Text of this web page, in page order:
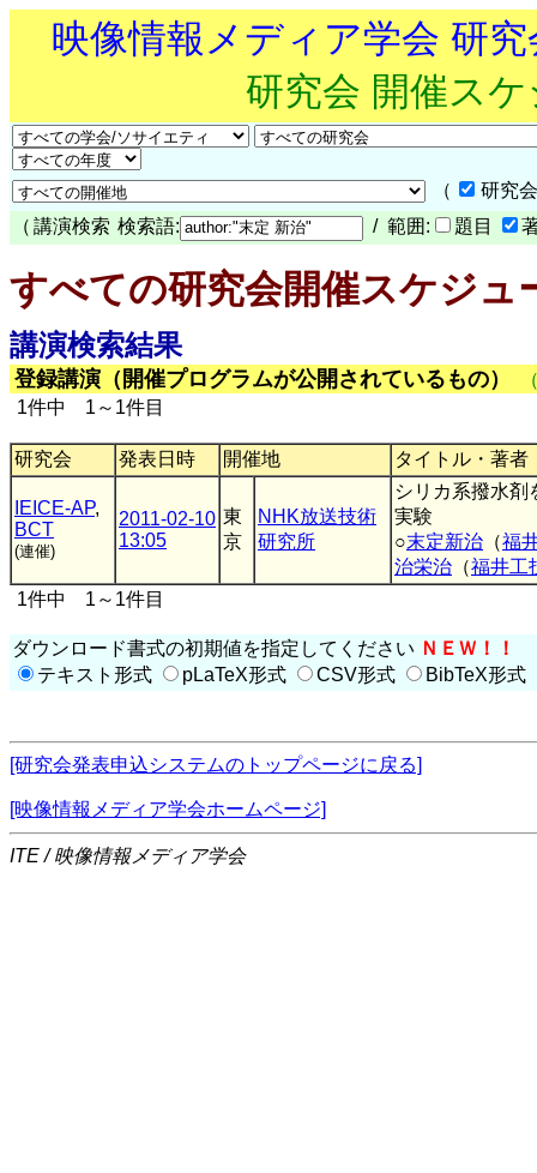
映像情報メディア学会 研
研究会 開催ス
（
研究
（ 講演検索 検索語: / 範囲: 題目
すべての研究会開催スケジュ
講演検索結果
登録講演（開催プログラムが公開されているもの）
1件中 1～1件目
研究会 発表日時 開催地 タイトル・著者
IEICE-AP,
BCT
(連催)
2011-02-10
13:05
東
京
NHK放送技術
研究所
シリカ系撥水剤
実験
○末定新治 （福
治栄治 （福井工
1件中 1～1件目
ダウンロード書式の初期値を指定してください ＮＥＷ！！
テキスト形式
pLaTeX形式 CSV形式 BibTeX形式
[研究会発表申込システムのトップページに戻る]
[映像情報メディア学会ホームページ]
ITE / 映像情報メディア学会